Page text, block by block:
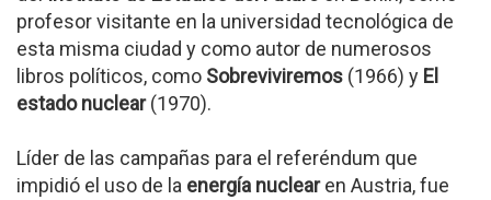
profesor visitante en la universidad tecnológica de
esta misma ciudad y como autor de numerosos
libros políticos, como Sobreviviremos (1966) y El
estado nuclear(1970).
Líder de las campañas para el referéndum que
impidió el uso de la energía nuclearen Austria, fue